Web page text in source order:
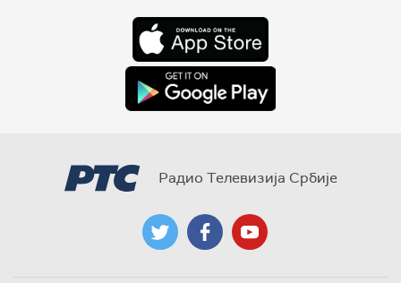
Радио Телевизија Србије